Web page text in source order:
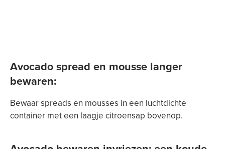
Avocado spread en mousse langer
bewaren:
Bewaar spreads en mousses in een luchtdichte
container met een laagje citroensap bovenop.